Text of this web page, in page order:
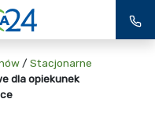
/ Stacjonarne
dla opiekunek